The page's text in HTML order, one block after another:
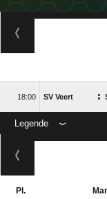
 SV Veert :
Legende
Pl.